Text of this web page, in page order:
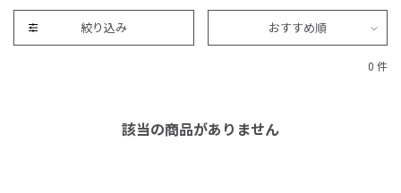
絞り込み おすすめ順
0 件
該当の商品がありません